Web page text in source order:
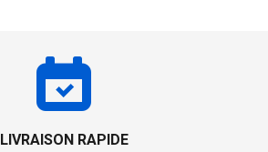
LIVRAISON RAPIDE